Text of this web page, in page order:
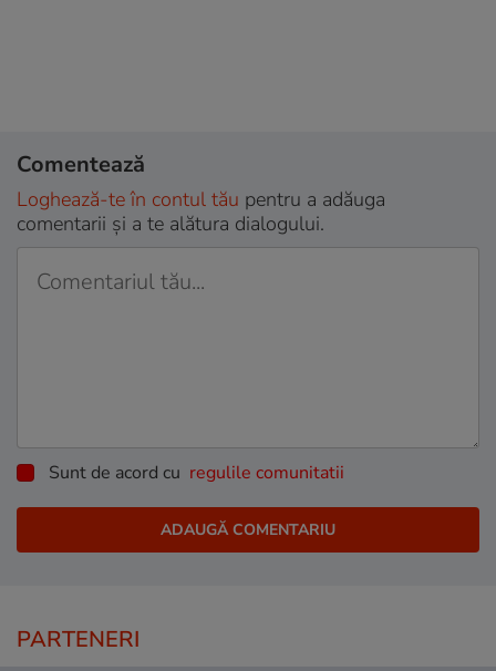
Comentează
Loghează-te în contul tău pentru a adăuga
comentarii și a te alătura dialogului.
Sunt de acord cu regulile comunitatii
PARTENERI